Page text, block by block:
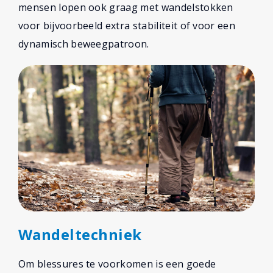
mensen lopen ook graag met wandelstokken
voor bijvoorbeeld extra stabiliteit of voor een
dynamisch beweegpatroon.
Wandeltechniek
Om blessures te voorkomen is een goede